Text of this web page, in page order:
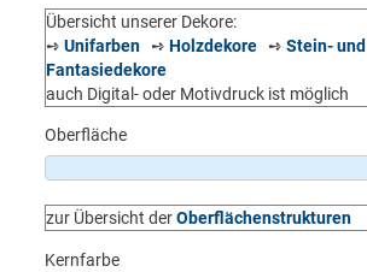
Übersicht unserer Dekore:
➺Unifarben ➺Holzdekore ➺Stein- und
Fantasiedekore
auch Digital- oder Motivdruck ist möglich
Oberfläche
zur Übersicht derOberflächenstrukturen
Kernfarbe